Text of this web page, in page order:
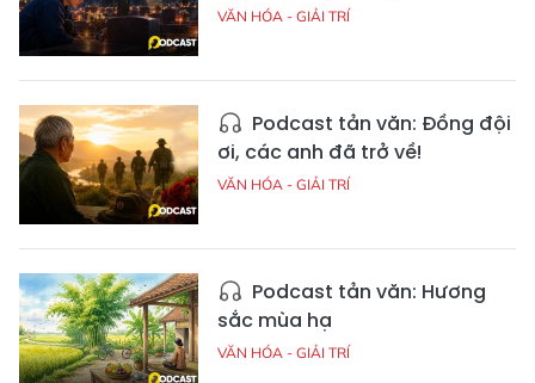
VĂN HÓA - GIẢI TRÍ
Podcast tản văn: Đồng đội
ơi, các anh đã trở về!
VĂN HÓA - GIẢI TRÍ
Podcast tản văn: Hương
sắc mùa hạ
VĂN HÓA - GIẢI TRÍ